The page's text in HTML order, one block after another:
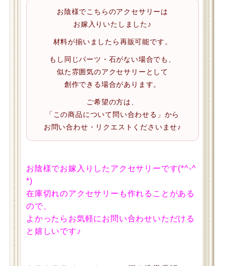
お陰様でこちらのアクセサリーは
お嫁入りいたしました♪
材料が揃いましたら再販可能です。
もし同じパーツ・石がない場合でも、
似た雰囲気のアクセサリーとして
創作できる場合があります。
ご希望の方は、
「この商品について問い合わせる」から
お問い合わせ・リクエストくださいませ♪
お陰様でお嫁入りしたアクセサリーです(*^-^
*)
在庫切れのアクセサリーも作れることがある
ので、
よかったらお気軽にお問い合わせいただける
と嬉しいです♪